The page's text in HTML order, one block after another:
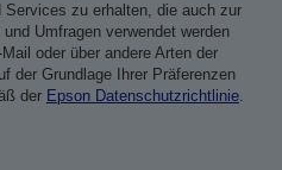
zu erhalten, die auch zur
Umfragen verwendet werden
oder über andere Arten der
der Grundlage Ihrer Präferenzen
der Epson Datenschutzrichtlinie.